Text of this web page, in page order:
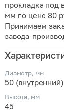
прокладка под
мм по цене 80
Принимаем
завода-
Диаметр, мм
50 (внутренний)
Высота, мм
45